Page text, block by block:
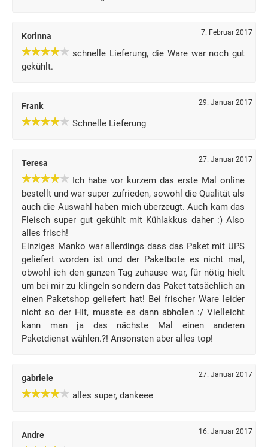
Korinna 7. Februar 2017
schnelle Lieferung, die Ware war noch gut
gekühlt.
Frank 29. Januar 2017
Schnelle Lieferung
Teresa 27. Januar 2017
Ich habe vor kurzem das erste Mal online
bestellt und war super zufrieden, sowohl die Qualität als
auch die Auswahl haben mich überzeugt. Auch kam das
Fleisch super gut gekühlt mit Kühlakkus daher :) Also
alles frisch!
Einziges Manko war allerdings dass das Paket mit UPS
geliefert worden ist und der Paketbote es nicht mal,
obwohl ich den ganzen Tag zuhause war, für nötig hielt
um bei mir zu klingeln sondern das Paket tatsächlich an
einen Paketshop geliefert hat! Bei frischer Ware leider
nicht so der Hit, musste es dann abholen :/ Vielleicht
kann man ja das nächste Mal einen anderen
Paketdienst wählen.?! Ansonsten aber alles top!
gabriele 27. Januar 2017
alles super, dankeee
Andre 16. Januar 2017